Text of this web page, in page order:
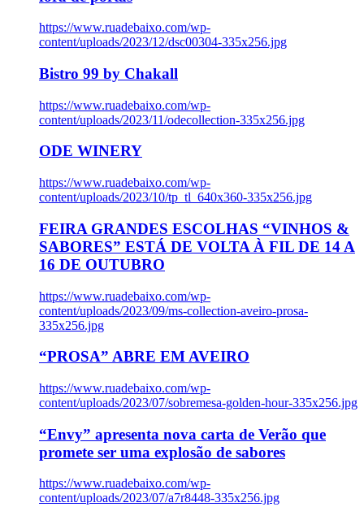
https://www.ruadebaixo.com/wp-
content/uploads/2023/12/dsc00304-335x256.jpg
Bistro 99 by Chakall
https://www.ruadebaixo.com/wp-
content/uploads/2023/11/odecollection-335x256.jpg
ODE WINERY
https://www.ruadebaixo.com/wp-
content/uploads/2023/10/tp_tl_640x360-335x256.jpg
FEIRA GRANDES ESCOLHAS “VINHOS &
SABORES” ESTÁ DE VOLTA À FIL DE 14 A
16 DE OUTUBRO
https://www.ruadebaixo.com/wp-
content/uploads/2023/09/ms-collection-aveiro-prosa-
335x256.jpg
“PROSA” ABRE EM AVEIRO
https://www.ruadebaixo.com/wp-
content/uploads/2023/07/sobremesa-golden-hour-335x256.jpg
“Envy” apresenta nova carta de Verão que
promete ser uma explosão de sabores
https://www.ruadebaixo.com/wp-
content/uploads/2023/07/a7r8448-335x256.jpg